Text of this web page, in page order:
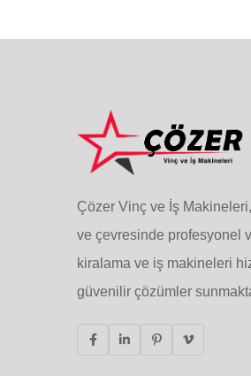
Çözer Vinç ve İş
ve çevresinde profesyonel
kiralama ve iş makineleri
güvenilir çözümler